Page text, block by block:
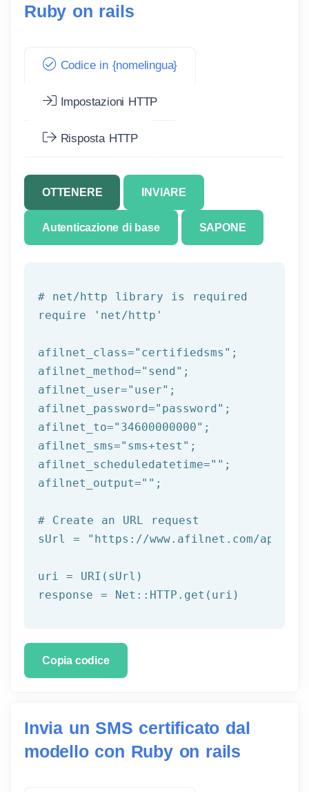
Ruby on rails
Codice in {nomelingua}
Impostazioni HTTP
Risposta HTTP
OTTENERE INVIARE
Autenticazione di base SAPONE
# net/http library is required
require
'net/http'
afilnet_class="certifiedsms" ;
afilnet_method="send" ;
afilnet_user="user" ;
afilnet_password="password" ;
afilnet_to="34600000000" ;
afilnet_sms="sms+test" ;
afilnet_scheduledatetime="" ;
afilnet_output="" ;
# Create an URL request
sUrl =
"https://www.afilnet.com/api/
uri = URI(sUrl)
Copia codice
Invia un SMS certificato dal
modello con Ruby on rails